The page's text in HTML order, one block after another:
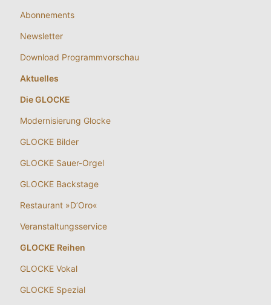
Abonnements
Newsletter
Download Programmvorschau
Aktuelles
Die GLOCKE
Modernisierung Glocke
GLOCKE Bilder
GLOCKE Sauer-Orgel
GLOCKE Backstage
Restaurant »D’Oro«
Veranstaltungsservice
GLOCKE Reihen
GLOCKE Vokal
GLOCKE Spezial